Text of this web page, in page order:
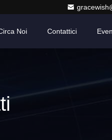
Noi Contattici